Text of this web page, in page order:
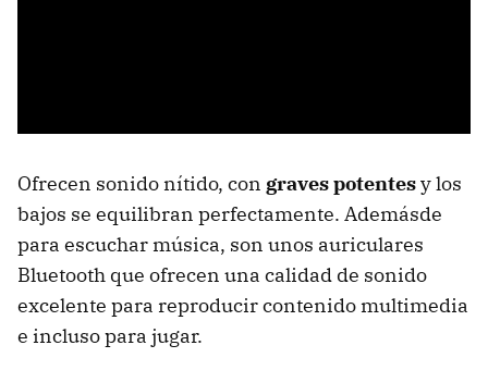
Ofrecen sonido nítido, con graves potentesy los
bajos se equilibran perfectamente. Ademásde
para escuchar música, son unos auriculares
Bluetooth que ofrecen una calidad de sonido
excelente para reproducir contenido multimedia
e incluso para jugar.